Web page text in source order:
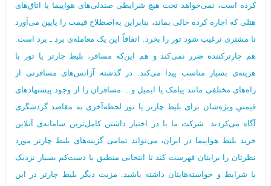
کرده است، نمی‌خواهد تحت هیچ شرایطی صندلی‌های هواپیما یا اتاق‌های
هتلی که اجاره کرده خالی بماند، بنابراین به‌اصطلاح قیمت را پایین می‌آورد
تا مشتری ترغیب شود تور را بخرد. اتفاقاً این یک معامله‌ی برد ـ برد است.
هم چارترکننده ضرر نمی‌کند و هم این‌که مسافر، بلیط چارتر یا تور با
هزینه‌ی بسیار مناسب پیدا می‌کند. در گذشته آژانس‌های مسافرتی از
راه‌های مختلفی مانند پیامک یا ایمیل و... مسافران را از وجود پیشنهادهای
قیمتیِ ویژه‌شان برای بلیط چارتر یا تور لحظه‌آخری به مقاصد گردشگری
آگاه می‌کردند. شرکت ما با در اختیار داشتن کامل‌ترین سامانه‌ی آنلاین
خرید بلیط هواپیما در ایران، می‌تواند تمامی گزینه‌های بلیط چارتر مورد
نظرتان را برایتان فهرست کند تا انتخابی منطبق یا دست‌کم بسیار نزدیک
با شرایط و خواسته‌هایتان داشته باشید. مزیت دیگر بلیط چارتر در این